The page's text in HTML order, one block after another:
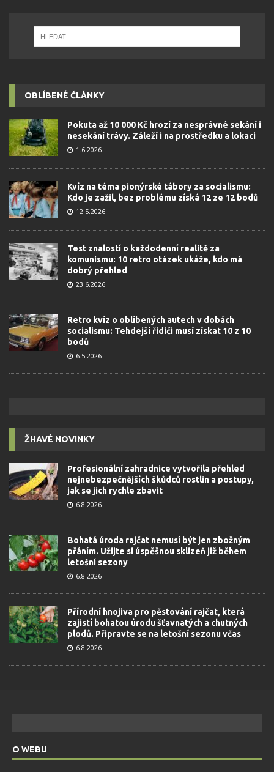
OBLÍBENÉ ČLÁNKY
Pokuta až 10 000 Kč hrozí za nesprávné sekání i
nesekání trávy. Záleží i na prostředku a lokaci
1.6.2026
Kvíz na téma pionýrské tábory za socialismu:
Kdo je zažil, bez problému získá 12 ze 12 bodů
12.5.2026
Test znalostí o každodenní realitě za
komunismu: 10 retro otázek ukáže, kdo má
dobrý přehled
23.6.2026
Retro kvíz o oblíbených autech v dobách
socialismu: Tehdejší řidiči musí získat 10 z 10
bodů
6.5.2026
ŽHAVÉ NOVINKY
Profesionální zahradnice vytvořila přehled
nejnebezpečnějších škůdců rostlin a postupy,
jak se jich rychle zbavit
6.8.2026
Bohatá úroda rajčat nemusí být jen zbožným
přáním. Užijte si úspěšnou sklizeň již během
letošní sezony
6.8.2026
Přírodní hnojiva pro pěstování rajčat, která
zajistí bohatou úrodu šťavnatých a chutných
plodů. Připravte se na letošní sezonu včas
6.8.2026
O WEBU